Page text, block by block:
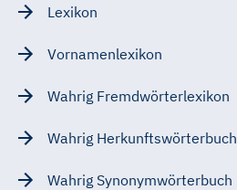
Lexikon
Vornamenlexikon
Wahrig Fremdwörterlexikon
Wahrig Herkunftswörterbuch
Wahrig Synonymwörterbuch